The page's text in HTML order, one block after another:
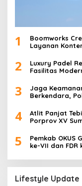
1
Boomworks
Layanan
2
Luxury Padel
Fasilitas
3
Jaga
Berkendara,
4
Atlit Panjat
Porprov XV
5
Pemkab OKUS
ke-VII dan FDR
Lifestyle Update